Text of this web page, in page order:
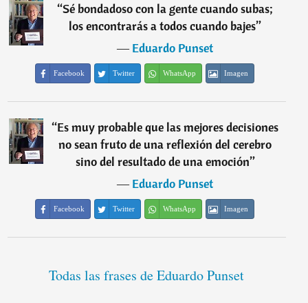
“Sé bondadoso con la gente cuando subas;
los encontrarás a todos cuando bajes”
―Eduardo Punset
Facebook Twitter WhatsApp Imagen
“Es muy probable que las mejores decisiones
no sean fruto de una reflexión del cerebro
sino del resultado de una emoción”
―Eduardo Punset
Facebook Twitter WhatsApp Imagen
Todas las frases de Eduardo Punset